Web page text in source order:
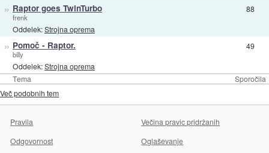
Tema Sporočila
» Raptor goes TwinTurbo
frenk
Oddelek:Strojna oprema
88
» Pomoč - Raptor.
billy
Oddelek:Strojna oprema
49
Več podobnih tem
Pravila
Večina pravic pridržanih
Odgovornost
Oglaševanje